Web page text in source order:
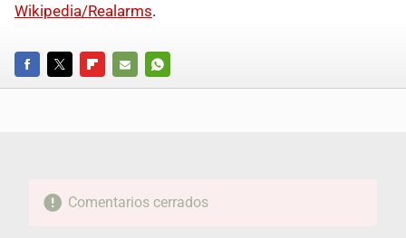
Wikipedia/Realarms.
FACEBOOKTWITTERFLIPBOARD
E-
WHATSAPP
Comentarios cerrados